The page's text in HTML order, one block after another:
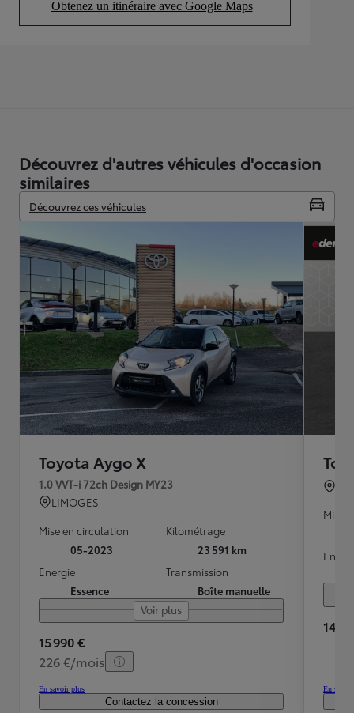
Obtenez un itinéraire avec Google Maps
(Opens in new tab)
Découvrez d'autres véhicules d'occasion
similaires
Découvrez ces véhicules
Toyota Aygo X
1.0 VVT-i 72ch Design MY23
LIMOGES
Mise en circulation
05-2023
Kilométrage
23 591 km
Energie
Essence
Transmission
Boîte manuelle
Voir plus
15 990 €
226 €/mois
En savoir plus
Contactez la concession
Mise
14
En